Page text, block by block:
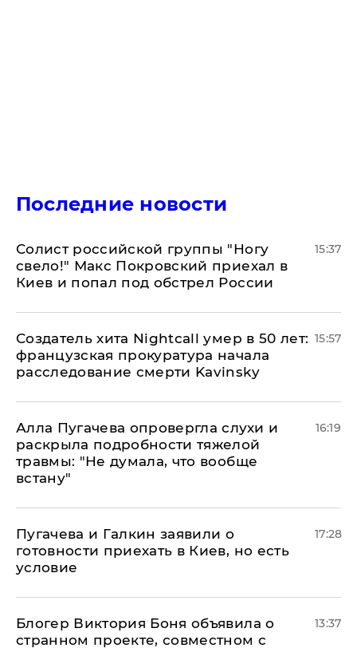
Последние новости
Солист российской группы "Ногу
свело!" Макс Покровский приехал в
Киев и попал под обстрел России
15:37
Создатель хита Nightcall умер в 50 лет:
французская прокуратура начала
расследование смерти Kavinsky
15:57
Алла Пугачева опровергла слухи и
раскрыла подробности тяжелой
травмы: "Не думала, что вообще
встану"
16:19
Пугачева и Галкин заявили о
готовности приехать в Киев, но есть
условие
17:28
Блогер Виктория Боня объявила о
странном проекте, совместном с
13:37